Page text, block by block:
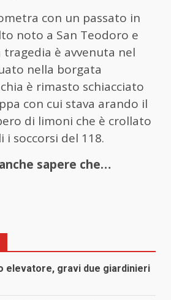
con un passato in
noto a San Teodoro e
tragedia è avvenuta nel
nella borgata
è rimasto schiacciato
con cui stava arando il
di limoni che è crollato
i soccorsi del 118.
sapere che…
elevatore, gravi due giardinieri